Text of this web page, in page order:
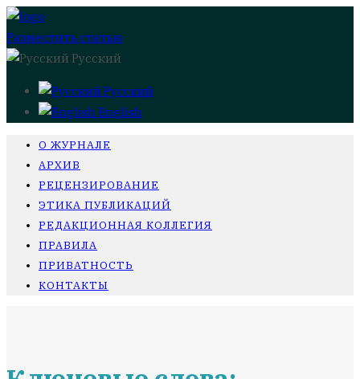
Разместить статью
Русский
Русский
English
О ЖУРНАЛЕ
АРХИВ
РЕЦЕНЗИРОВАНИЕ
ЭТИКА ПУБЛИКАЦИЙ
РЕДАКЦИОННАЯ КОЛЛЕГИЯ
ПРАВИЛА
ПРИВАТНОСТЬ
КОНТАКТЫ